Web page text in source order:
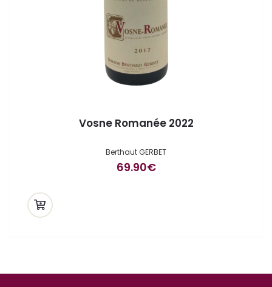
Vosne Romanée 2022
Berthaut GERBET
69.90€